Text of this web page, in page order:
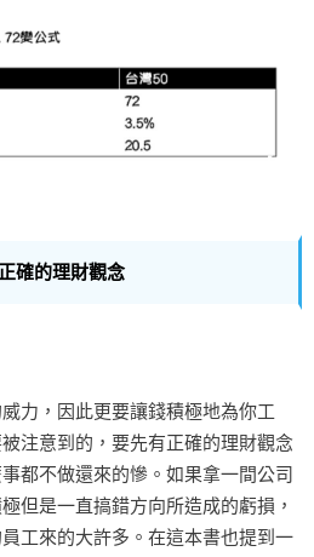
確的理財觀念
力，因此更要讓錢積極地為你工
注意到的，要先有正確的理財觀念
都不做還來的慘。如果拿一間公司
但是一直搞錯方向所造成的虧損，
工來的大許多。在這本書也提到一